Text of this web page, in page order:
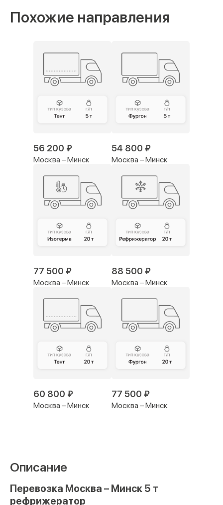
Похожие направления
56 200 ₽
Москва – Минск
54 800 ₽
Москва – Минск
77 500 ₽
Москва – Минск
88 500 ₽
Москва – Минск
60 800 ₽
Москва – Минск
77 500 ₽
Москва – Минск
Описание
Перевозка Москва – Минск 5 т
рефрижератор